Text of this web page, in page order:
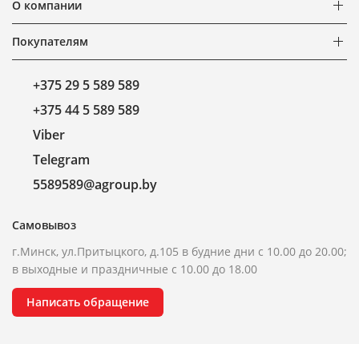
О компании
Покупателям
+375 29 5 589 589
+375 44 5 589 589
Viber
Telegram
5589589@agroup.by
Самовывоз
г.Минск, ул.Притыцкого, д.105 в будние дни с 10.00 до 20.00;
в выходные и праздничные с 10.00 до 18.00
Написать обращение